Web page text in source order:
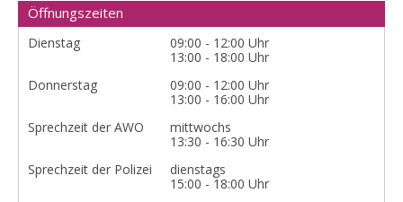
Öffnungszeiten
Dienstag
09:00 - 12:00 Uhr
13:00 - 18:00 Uhr
Donnerstag
09:00 - 12:00 Uhr
13:00 - 16:00 Uhr
Sprechzeit der AWO
mittwochs
13:30 - 16:30 Uhr
Sprechzeit der Polizei
dienstags
15:00 - 18:00 Uhr